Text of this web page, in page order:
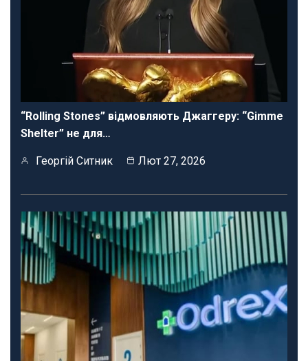
“Rolling Stones” відмовляють Джаггеру: “Gimme
Shelter” не для…
Георгій Ситник Лют 27, 2026